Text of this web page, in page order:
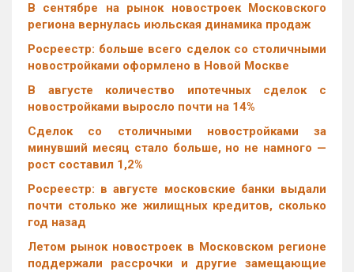
В сентябре на рынок новостроек Московского
региона вернулась июльская динамика продаж
Росреестр: больше всего сделок со столичными
новостройками оформлено в Новой Москве
В августе количество ипотечных сделок с
новостройками выросло почти на 14%
Cделок со столичными новостройками за
минувший месяц стало больше, но не намного —
рост составил 1,2%
Росреестр: в августе московские банки выдали
почти столько же жилищных кредитов, сколько
год назад
Летом рынок новостроек в Московском регионе
поддержали рассрочки и другие замещающие